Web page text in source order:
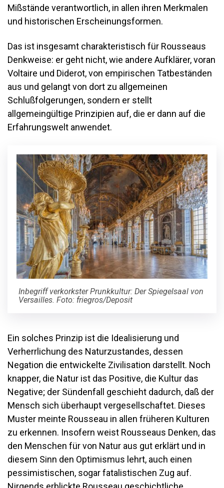
Mißstände verantwortlich, in allen ihren Merkmalen
und historischen Erscheinungsformen.
Das ist insgesamt charakteristisch für Rousseaus
Denkweise: er geht nicht, wie andere Aufklärer, voran
Voltaire und Diderot, von empirischen Tatbeständen
aus und gelangt von dort zu allgemeinen
Schlußfolgerungen, sondern er stellt
allgemeingültige Prinzipien auf, die er dann auf die
Erfahrungswelt anwendet.
Inbegriff verkorkster Prunkkultur: Der Spiegelsaal von
Versailles. Foto: friegros/Deposit
Ein solches Prinzip ist die Idealisierung und
Verherrlichung des Naturzustandes, dessen
Negation die entwickelte Zivilisation darstellt. Noch
knapper, die Natur ist das Positive, die Kultur das
Negative; der Sündenfall geschieht dadurch, daß der
Mensch sich überhaupt vergesellschaftet. Dieses
Muster meinte Rousseau in allen früheren Kulturen
zu erkennen. Insofern weist Rousseaus Denken, das
den Menschen für von Natur aus gut erklärt und in
diesem Sinn den Optimismus lehrt, auch einen
pessimistischen, sogar fatalistischen Zug auf.